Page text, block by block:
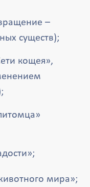
–
существ);
кощея»,
мира»;